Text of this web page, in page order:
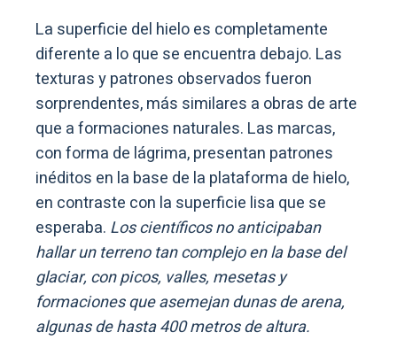
La superficie del hielo es completamente
diferente a lo que se encuentra debajo. Las
texturas y patrones observados fueron
sorprendentes, más similares a obras de arte
que a formaciones naturales. Las marcas,
con forma de lágrima, presentan patrones
inéditos en la base de la plataforma de hielo,
en contraste con la superficie lisa que se
esperaba. Los científicos no anticipaban
hallar un terreno tan complejo en la base del
glaciar, con picos, valles, mesetas y
formaciones que asemejan dunas de arena,
algunas de hasta 400 metros de altura.